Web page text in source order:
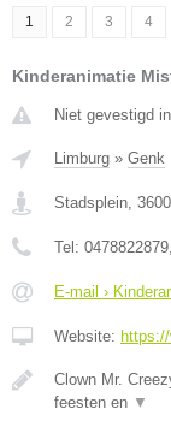
1 2 3 4
Kinderanimatie
Niet gevestigd
Limburg » Genk
Stadsplein, 3600
Tel: 0478822879
E-mail ›
Website:
Clown Mr.
feesten en ▼